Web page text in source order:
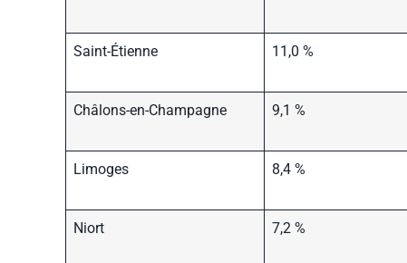
Saint-Étienne 11,0 %
Châlons-en-Champagne 9,1 %
Limoges 8,4 %
Niort 7,2 %